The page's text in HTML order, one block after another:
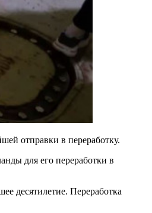
отправки в переработку.
для его переработки в
десятилетие. Переработка